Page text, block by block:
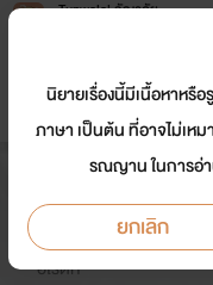
Tunwalai ธัญวลัย
หน้าแรก นิยาย
รักอันตราย
นักเขียน: srroytipp
อีโรติก
นิยายเรื่องนี้มีเนื้อหาหรื
ภาษา เป็นต้น ที่อาจไม่เห
รณญาน ในการอ่
ยกเลิก